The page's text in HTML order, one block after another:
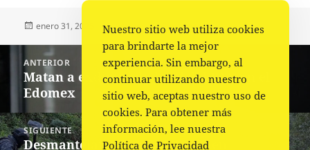
Publicado
enero 31, 2025 Autor
Fuente Categorías
Sin categoría
Navegación
entradas
ANTERIOR
Entrada
anterior:
Matan a exdiputado local del PAN en el
Edomex
SIGUIENTE
Siguiente
Desmantelan retenes del crimen
Nuestro sitio web utiliza cookies
para brindarte la mejor
experiencia. Sin embargo, al
continuar utilizando nuestro
sitio web, aceptas nuestro uso de
cookies. Para obtener más
información, lee nuestra
Política de Privacidad